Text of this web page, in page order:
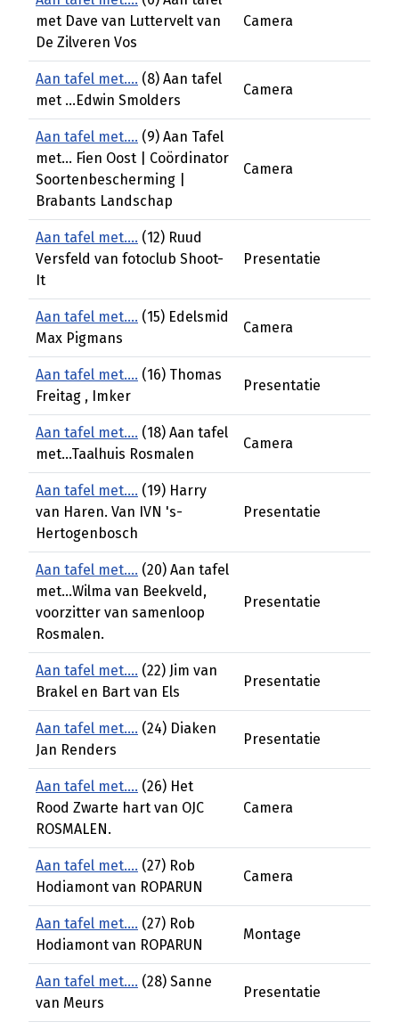
met Dave van Luttervelt van
De Zilveren Vos
Camera
Aan tafel met.... (8) Aan tafel
met ...Edwin Smolders
Camera
Aan tafel met.... (9) Aan Tafel
met... Fien Oost | Coördinator
Soortenbescherming |
Brabants Landschap
Camera
Aan tafel met.... (12) Ruud
Versfeld van fotoclub Shoot-
It
Presentatie
Aan tafel met.... (15) Edelsmid
Max Pigmans
Camera
Aan tafel met.... (16) Thomas
Freitag , Imker
Presentatie
Aan tafel met.... (18) Aan tafel
met...Taalhuis Rosmalen
Camera
Aan tafel met.... (19) Harry
van Haren. Van IVN 's-
Hertogenbosch
Presentatie
Aan tafel met.... (20) Aan tafel
met...Wilma van Beekveld,
voorzitter van samenloop
Rosmalen.
Presentatie
Aan tafel met.... (22) Jim van
Brakel en Bart van Els
Presentatie
Aan tafel met.... (24) Diaken
Jan Renders
Presentatie
Aan tafel met.... (26) Het
Rood Zwarte hart van OJC
ROSMALEN.
Camera
Aan tafel met.... (27) Rob
Hodiamont van ROPARUN
Camera
Aan tafel met.... (27) Rob
Hodiamont van ROPARUN
Montage
Aan tafel met.... (28) Sanne
van Meurs
Presentatie